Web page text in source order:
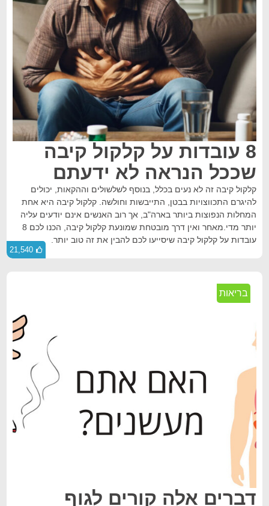
8 עובדות על קלקול קיבה
שככל הנראה לא ידעתם
קלקול קיבה זה לא נעים בכלל, בנוסף לשלשולים וההקאות, יכולים
להיגרם התכווצויות בבטן, התייבשות וחולשה. קלקול קיבה היא אחת
המחלות הנפוצות ביותר בארה"ב, אך רוב האנשים אינם יודעים עליה
יותר מדי.מאחר ואין דרך מובטחת שמונעת קלקול קיבה, הכנו לכם 8
עובדות על קלקול קיבה שיסייעו לכם להבין את זה טוב יותר.
21,540
בריאות
דברים אלה קורים לגוף